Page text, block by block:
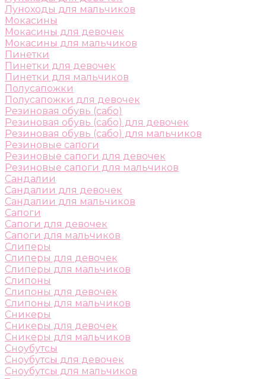
Луноходы для мальчиков
Мокасины
Мокасины для девочек
Мокасины для мальчиков
Пинетки
Пинетки для девочек
Пинетки для мальчиков
Полусапожки
Полусапожки для девочек
Резиновая обувь (сабо)
Резиновая обувь (сабо) для девочек
Резиновая обувь (сабо) для мальчиков
Резиновые сапоги
Резиновые сапоги для девочек
Резиновые сапоги для мальчиков
Сандалии
Сандалии для девочек
Сандалии для мальчиков
Сапоги
Сапоги для девочек
Сапоги для мальчиков
Слиперы
Слиперы для девочек
Слиперы для мальчиков
Слипоны
Слипоны для девочек
Слипоны для мальчиков
Сникеры
Сникеры для девочек
Сникеры для мальчиков
Сноубутсы
Сноубутсы для девочек
Сноубутсы для мальчиков